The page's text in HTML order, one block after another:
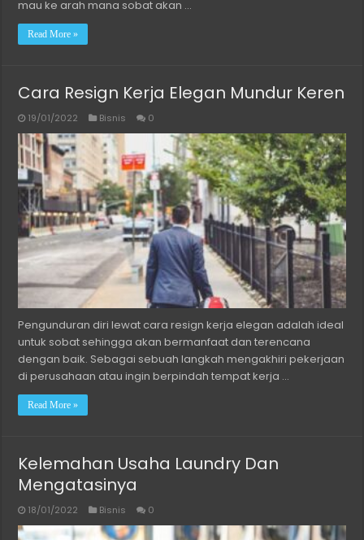
mau ke arah mana sobat akan …
Read More »
Cara Resign Kerja Elegan Mundur Keren
19/01/2022 Bisnis 0
Pengunduran diri lewat cara resign kerja elegan adalah ideal
untuk sobat sehingga akan bermanfaat dan terencana
dengan baik. Sebagai sebuah langkah mengakhiri pekerjaan
di perusahaan atau ingin berpindah tempat kerja …
Read More »
Kelemahan Usaha Laundry Dan
Mengatasinya
18/01/2022 Bisnis 0